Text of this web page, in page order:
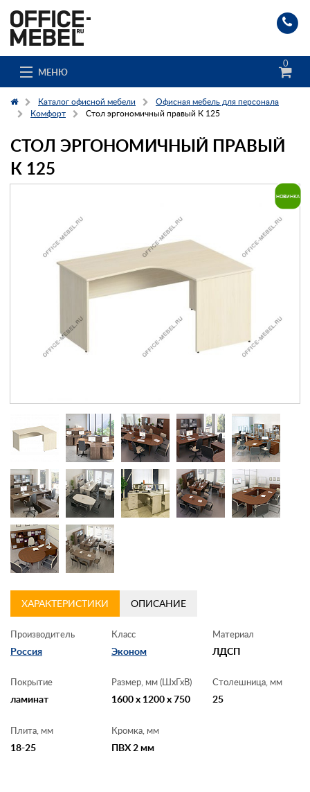
МЕНЮ
0
Каталог
О компании
Гос. заказчикам
Клиенты
Заказать обратный звонок
Каталог офисной мебели
Офисная мебель для персонала
Комфорт
Стол эргономичный правый К 125
СТОЛ ЭРГОНОМИЧНЫЙ ПРАВЫЙ
К 125
ХАРАКТЕРИСТИКИ ОПИСАНИЕ
Производитель
Россия
Класс
Эконом
Материал
ЛДСП
Покрытие
ламинат
Размер, мм (ШхГхВ)
1600 x 1200 x 750
Столешница, мм
25
Плита, мм
18-25
Кромка, мм
ПВХ 2 мм